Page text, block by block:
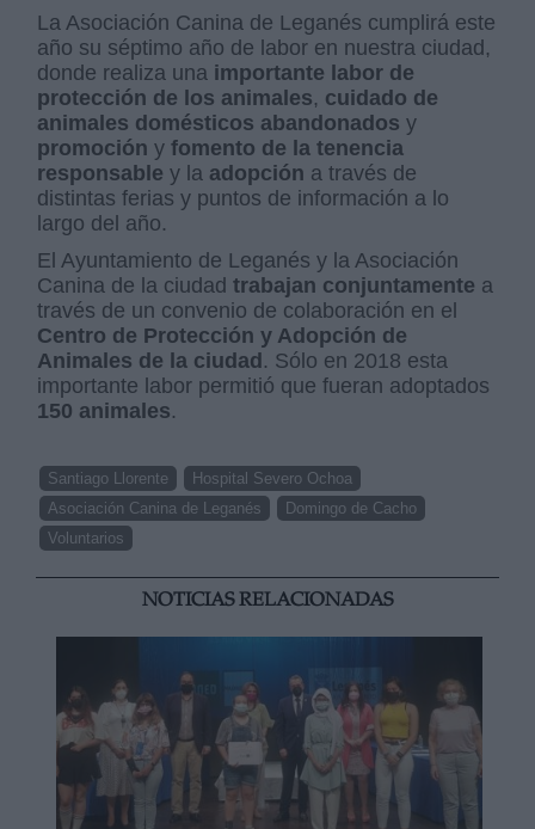
La Asociación Canina de Leganés cumplirá este
año su séptimo año de labor en nuestra ciudad,
donde realiza una importante labor de
protección de los animales, cuidado de
animales domésticos abandonados y
promoción y fomento de la tenencia
responsable y la adopción a través de
distintas ferias y puntos de información a lo
largo del año.
El Ayuntamiento de Leganés y la Asociación
Canina de la ciudadtrabajan conjuntamente a
través de un convenio de colaboración en el
Centro de Protección y Adopción de
Animales de la ciudad . Sólo en 2018 esta
importante labor permitió que fueran adoptados
150 animales.
Santiago Llorente
Hospital Severo Ochoa
Asociación Canina de Leganés
Domingo de Cacho
Voluntarios
NOTICIAS RELACIONADAS